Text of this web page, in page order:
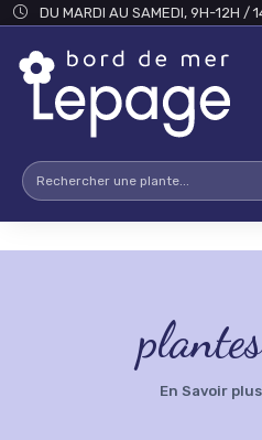
testsearch - 0 Skip to main
DU MARDI AU SAMEDI, 9H-12H /
En Savoir